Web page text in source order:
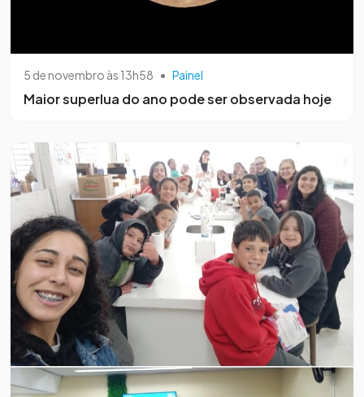
5 de novembro às 13h58 • Painel
Maior superlua do ano pode ser observada hoje